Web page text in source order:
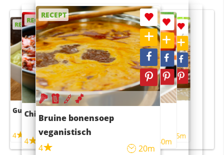
RECEPT
Guacamole
4
RECEPT
Chili con carne
4 45m
RECEPT
Bruine bonensoep
veganistisch
4
20m
RECEPT
Sushi rijstsalade
maaltijdsalade
40m
RECEPT
4 55m